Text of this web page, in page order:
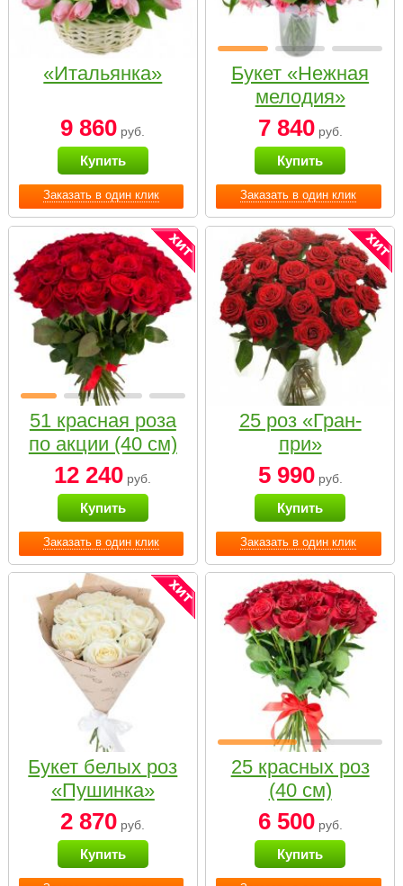
Заказать в один клик
«Итальянка»
9 860 руб.
Купить
Заказать в один клик
Букет «Нежная
мелодия»
7 840руб.
Купить
Заказать в один клик
51 красная роза
по акции (40 см)
12 240 руб.
Купить
Заказать в один клик
25 роз «Гран-
при»
5 990руб.
Купить
Букет белых роз
«Пушинка»
2 870 руб.
Купить
25 красных роз
(40 см)
6 500руб.
Купить